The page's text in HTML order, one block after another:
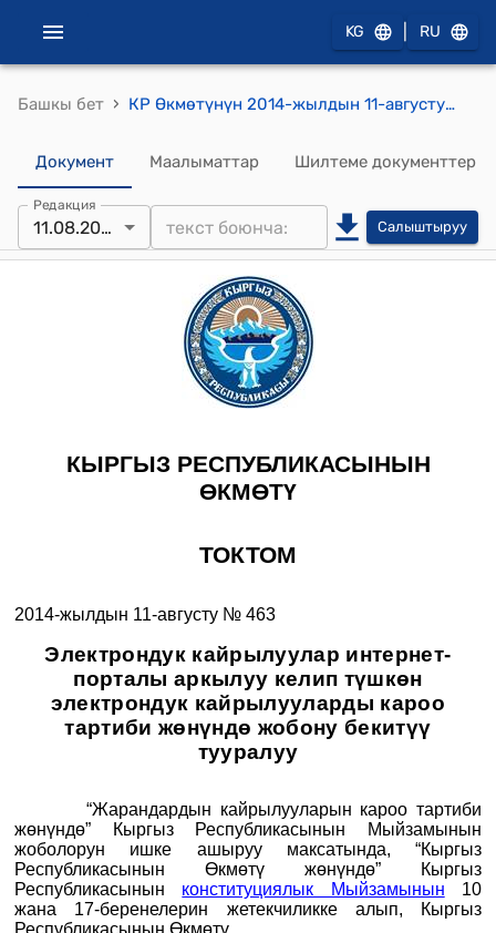
KG RU
Башкы бет › КР Өкмөтүнүн 2014-жылдын 11-августундагы № 463 "Электрондук кайрылуулар интернет-порталы аркылуу келип түшкөн электрондук кайрылууларды кароо тартиби жөнүндө жобону бекитүү тууралуу" токтому
Документ Маалыматтар Шилтеме документтер
Редакция
11.08.2014 Салыштыруу